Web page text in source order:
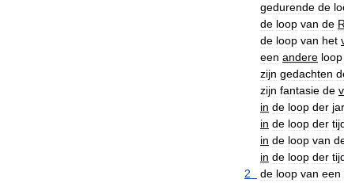
gedurende de
de loop van de
de loop van het
een andere loop
zijn gedachten
zijn fantasie de
in de loop der
in de loop der
in de loop van
in de loop der
2
de loop van een